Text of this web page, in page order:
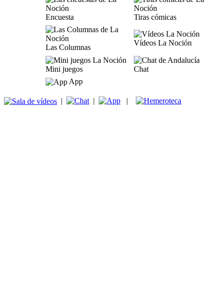
Encuesta Tiras cómicas
Las Columnas
Vídeos La Noción
Mini juegos
Chat
App
| | |